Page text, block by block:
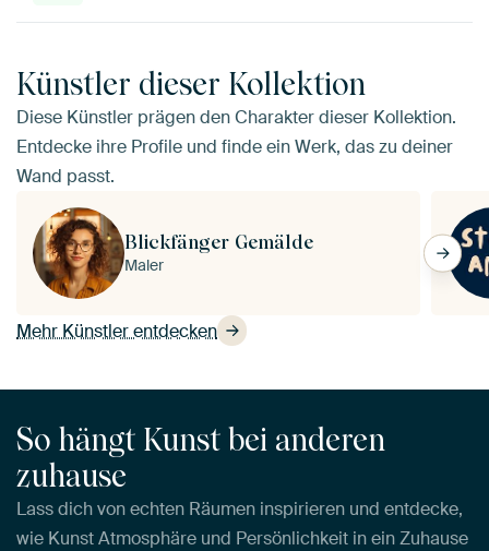
Künstler dieser Kollektion
Diese Künstler prägen den Charakter dieser Kollektion.
Entdecke ihre Profile und finde ein Werk, das zu deiner
Wand passt.
Mehr Künstler entdecken
Blickfänger Gemälde
Maler
So hängt Kunst bei anderen
zuhause
Lass dich von echten Räumen inspirieren und entdecke,
wie Kunst Atmosphäre und Persönlichkeit in ein Zuhause